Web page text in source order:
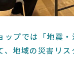
ップでは「地震
、地域の災害リ